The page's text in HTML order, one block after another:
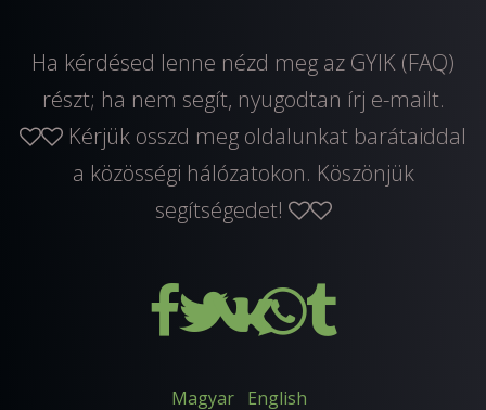
Ha kérdésed lenne nézd meg az GYIK (FAQ)
részt; ha nem segít, nyugodtan írj e-mailt.
Kérjük osszd meg oldalunkat barátaiddal
a közösségi hálózatokon. Köszönjük
segítségedet!
Magyar English